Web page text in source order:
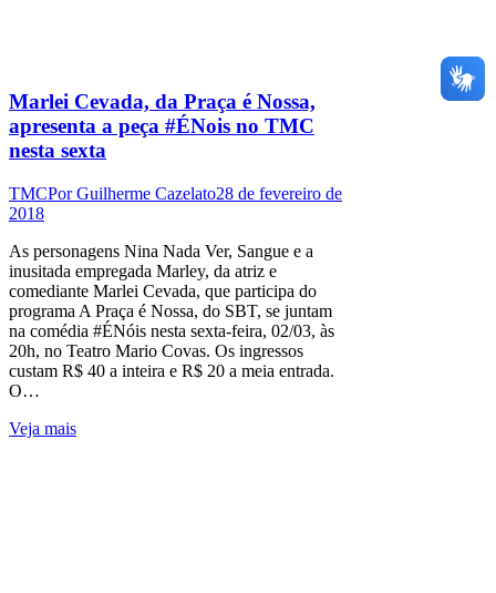
Marlei Cevada, da Praça é Nossa,
apresenta a peça #ÉNois no TMC
nesta sexta
TMCPorGuilherme Cazelato28 de fevereiro de
2018
As personagens Nina Nada Ver, Sangue e a
inusitada empregada Marley, da atriz e
comediante Marlei Cevada, que participa do
programa A Praça é Nossa, do SBT, se juntam
na comédia #ÉNóis nesta sexta-feira, 02/03, às
20h, no Teatro Mario Covas. Os ingressos
custam R$ 40 a inteira e R$ 20 a meia entrada.
O…
Veja mais